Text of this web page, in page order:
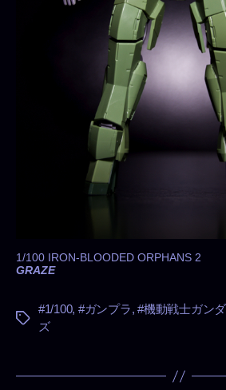
1/100 IRON-BLOODED ORPHANS 2
GRAZE
タ
#1/100, #ガンプラ,#機動戦士ガン
ズ